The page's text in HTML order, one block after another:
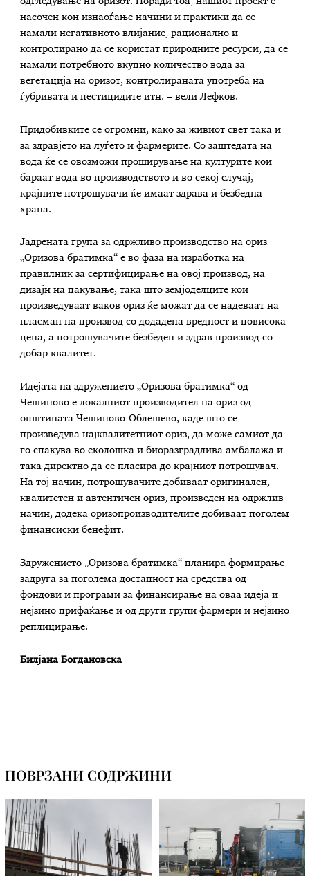
насочен кон изнаоѓање начини и практики да се
намали негативното влијание, рационално и
контролирано да се користат природните ресурси, да се
намали потребното вкупно количество вода за
вегетација на оризот, контролираната употреба на
ѓубривата и пестицидите итн. – вели Лефков.
Придобивките се огромни, како за живиот свет така и
за здравјето на луѓето и фармерите. Со заштедата на
вода ќе се овозможи проширување на културите кои
бараат вода во производството и во секој случај,
крајните потрошувачи ќе имаат здрава и безбедна
храна.
Јадрената група за одржливо производство на ориз
„Оризова братимка“ е во фаза на изработка на
правилник за сертифицирање на овој производ, на
дизајн на пакување, така што земјоделците кои
произведуваат ваков ориз ќе можат да се надеваат на
пласман на производ со додадена вредност и повисока
цена, а потрошувачите безбеден и здрав производ со
добар квалитет.
Идејата на здружението „Оризова братимка“ од
Чешиново е локалниот производител на ориз од
општината Чешиново-Облешево, каде што се
произведува најквалитетниот ориз, да може самиот да
го спакува во еколошка и биоразградлива амбалажа и
така директно да се пласира до крајниот потрошувач.
На тој начин, потрошувачите добиваат оригинален,
квалитетен и автентичен ориз, произведен на одржлив
начин, додека оризопроизводителите добиваат поголем
финансиски бенефит.
Здружението „Оризова братимка“ планира формирање
задруга за поголема достапност на средства од
фондови и програми за финансирање на оваа идеја и
нејзино прифаќање и од други групи фармери и нејзино
реплицирање.
Билјана Богдановска
ПОВРЗАНИ СОДРЖИНИ